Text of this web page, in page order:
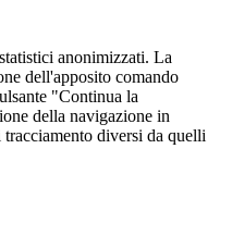
anonimizzati. La
dell'apposito comando
"Continua la
della navigazione in
diversi da quelli